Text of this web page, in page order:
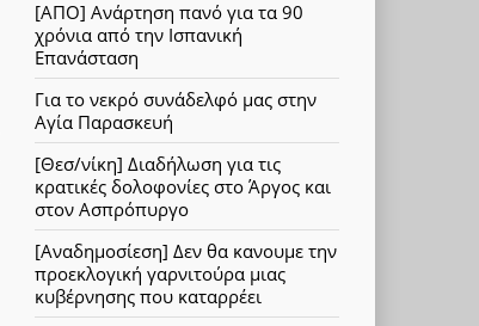
[ΑΠΟ] Ανάρτηση πανό για τα 90
χρόνια από την Ισπανική
Επανάσταση
Για το νεκρό συνάδελφό μας στην
Αγία Παρασκευή
[Θεσ/νίκη] Διαδήλωση για τις
κρατικές δολοφονίες στο Άργος και
στον Ασπρόπυργο
[Αναδημοσίεση] Δεν θα κανουμε την
προεκλογική γαρνιτούρα μιας
κυβέρνησης που καταρρέει